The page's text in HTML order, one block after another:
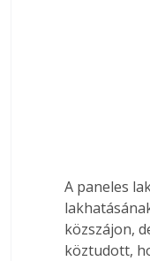
A paneles
közszájon,
köztudott,